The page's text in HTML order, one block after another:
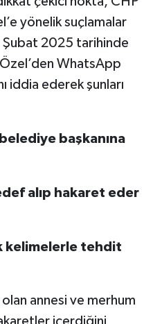
yönelik suçlamalar
Şubat 2025 tarihinde
WhatsApp
iddia ederek şunları
başkanına
alıp hakaret eder
kelimelerle tehdit
olan annesi ve merhum
içerdiğini